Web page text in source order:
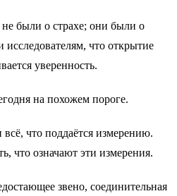
были о страхе; они были о
что открытие
уверенность.
на похожем пороге.
что поддаётся измерению.
означают эти измерения.
звено, соединительная